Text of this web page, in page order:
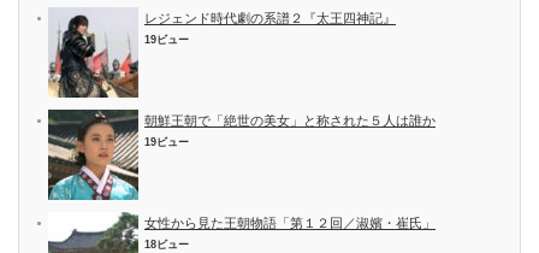
レジェンド時代劇の系譜２『太王四神記』
19ビュー
朝鮮王朝で「絶世の美女」と称された５人は誰か
19ビュー
女性から見た王朝物語「第１２回／淑嬪・崔氏」
18ビュー